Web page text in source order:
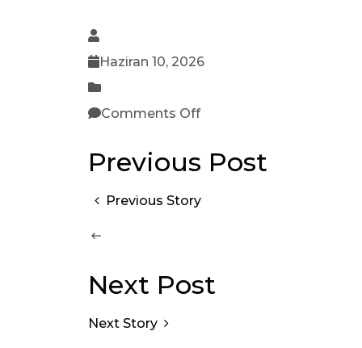
Haziran 10, 2026
Comments Off
Previous Post
Previous Story
Next Post
Next Story